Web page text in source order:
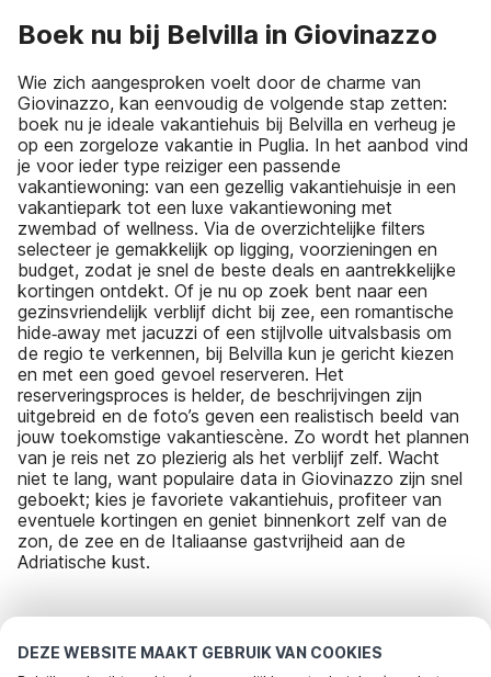
DEZE WEBSITE MAAKT GEBRUIK VAN COOKIES
Boek nu bij Belvilla in Giovinazzo
Wie zich aangesproken voelt door de charme van
Giovinazzo, kan eenvoudig de volgende stap zetten:
boek nu je ideale vakantiehuis bij Belvilla en verheug je
op een zorgeloze vakantie in Puglia. In het aanbod vind
je voor ieder type reiziger een passende
vakantiewoning: van een gezellig vakantiehuisje in een
vakantiepark tot een luxe vakantiewoning met
zwembad of wellness. Via de overzichtelijke filters
selecteer je gemakkelijk op ligging, voorzieningen en
budget, zodat je snel de beste deals en aantrekkelijke
kortingen ontdekt. Of je nu op zoek bent naar een
gezinsvriendelijk verblijf dicht bij zee, een romantische
hide‑away met jacuzzi of een stijlvolle uitvalsbasis om
de regio te verkennen, bij Belvilla kun je gericht kiezen
en met een goed gevoel reserveren. Het
reserveringsproces is helder, de beschrijvingen zijn
uitgebreid en de foto’s geven een realistisch beeld van
jouw toekomstige vakantiescène. Zo wordt het plannen
van je reis net zo plezierig als het verblijf zelf. Wacht
niet te lang, want populaire data in Giovinazzo zijn snel
geboekt; kies je favoriete vakantiehuis, profiteer van
eventuele kortingen en geniet binnenkort zelf van de
zon, de zee en de Italiaanse gastvrijheid aan de
Adriatische kust.
Meest populaire bestemmingen voor